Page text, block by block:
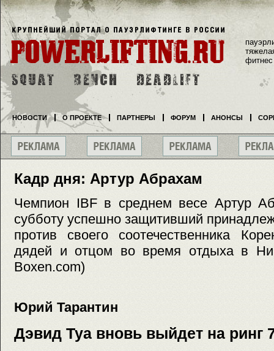
Кадр дня: Артур Абрахам
Чемпион IBF в среднем весе Артур
субботу успешно защитивший
против своего соотечественника
дядей и отцом во время отдыха в
Boxen.com)
Юрий Тарантин
Дэвид Туа вновь выйдет на ринг
фитнес
НОВОСТИ О ПРОЕКТЕ ПАРТНЕРЫ ФОРУМ АНОНСЫ